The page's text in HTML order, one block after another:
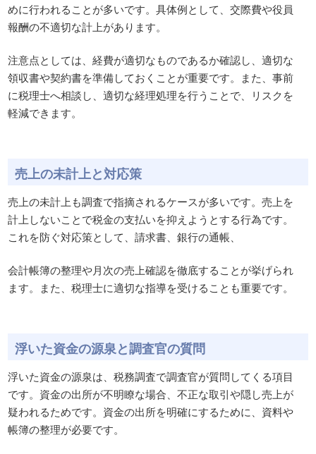
めに行われることが多いです。具体例として、交際費や役員
報酬の不適切な計上があります。
注意点としては、経費が適切なものであるか確認し、適切な
領収書や契約書を準備しておくことが重要です。また、事前
に税理士へ相談し、適切な経理処理を行うことで、リスクを
軽減できます。
売上の未計上と対応策
売上の未計上も調査で指摘されるケースが多いです。売上を
計上しないことで税金の支払いを抑えようとする行為です。
これを防ぐ対応策として、請求書、銀行の通帳、
会計帳簿の整理や月次の売上確認を徹底することが挙げられ
ます。また、税理士に適切な指導を受けることも重要です。
浮いた資金の源泉と調査官の質問
浮いた資金の源泉は、税務調査で調査官が質問してくる項目
です。資金の出所が不明瞭な場合、不正な取引や隠し売上が
疑われるためです。資金の出所を明確にするために、資料や
帳簿の整理が必要です。